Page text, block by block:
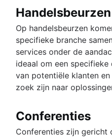
Handelsbeurzen
Op handelsbeurzen
specifieke branche
services onder de
ideaal om een
van potentiële klanten
zoek zijn naar
Conferenties
Conferenties zijn gericht